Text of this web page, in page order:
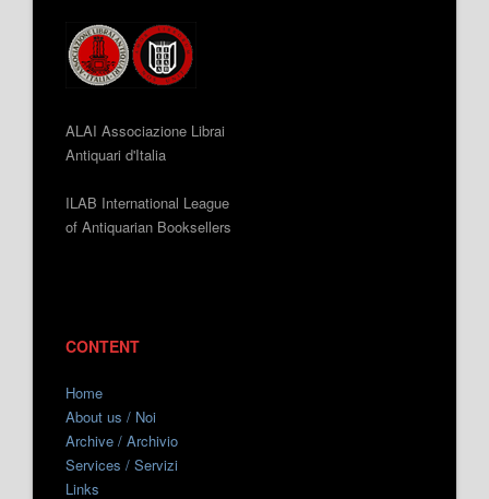
ALAI Associazione Librai
Antiquari d'Italia
ILAB International League
of Antiquarian Booksellers
CONTENT
Home
About us / Noi
Archive / Archivio
Services / Servizi
Links